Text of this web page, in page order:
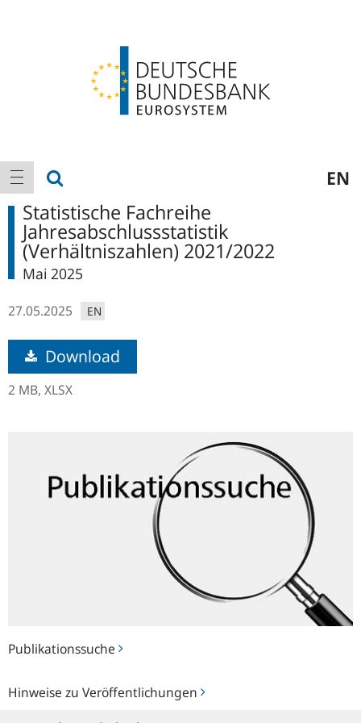
Hauptnavigation
Navigation anzeigen EN
Publikationssuche
Hinweise zu Veröffentlichungen
zu
Statistische Fachreihe
Jahresabschlussstatistik
(Verhältniszahlen) 2021/2022
Mai 2025
27.05.2025 EN
Download
2 MB, XLSX